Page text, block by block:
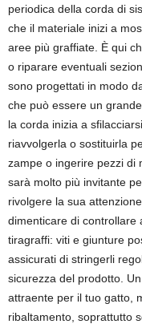
periodica della corda di
che il materiale inizi a
aree più graffiate. È qui
o riparare eventuali
sono progettati in modo
che può essere un
la corda inizia a
riavvolgerla o sostituirla
zampe o ingerire pezzi di
sarà molto più invitante
rivolgere la sua
dimenticare di controllare
tiragraffi: viti e giunture
assicurati di stringerli
sicurezza del prodotto.
attraente per il tuo gatto,
ribaltamento, soprattutto